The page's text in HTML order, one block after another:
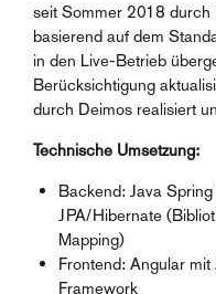
seit Sommer 2018
basierend auf dem
in den Live-Betrieb
Berücksichtigung
durch Deimos realisiert
Technische Umsetzung:
Backend: Java
JPA/Hibernate
Mapping)
Frontend: Angular
Framework